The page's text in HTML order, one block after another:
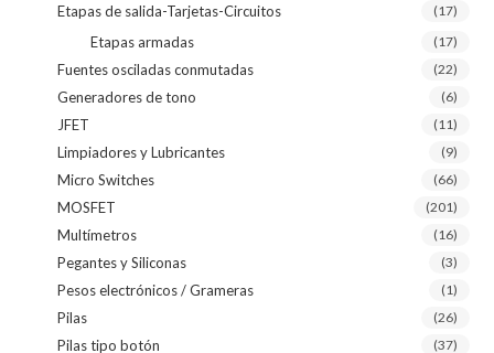
Etapas de salida-Tarjetas-Circuitos (17)
Etapas armadas (17)
Fuentes osciladas conmutadas (22)
Generadores de tono (6)
JFET (11)
Limpiadores y Lubricantes (9)
Micro Switches (66)
MOSFET (201)
Multímetros (16)
Pegantes y Siliconas (3)
Pesos electrónicos / Grameras (1)
Pilas (26)
Pilas tipo botón (37)